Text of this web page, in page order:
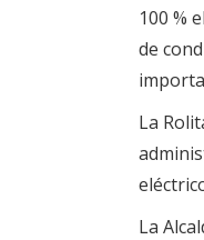
100 %
de
La
La